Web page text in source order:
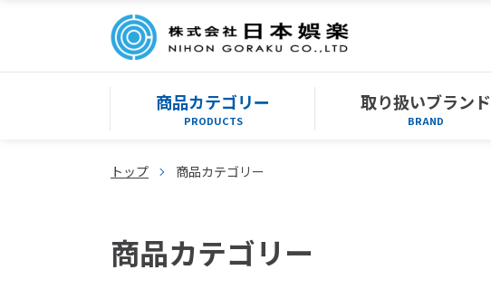
商品カテゴリー
PRODUCTS
取り扱いブランド
BRAND
トップ 商品カテゴリー
商品カテゴリー